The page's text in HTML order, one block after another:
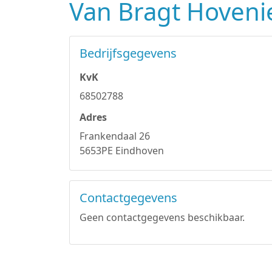
Van Bragt
Bedrijfsgegevens
KvK
68502788
Adres
Frankendaal 26
5653PE Eindhoven
Contactgegevens
Geen contactgegevens beschikbaar.